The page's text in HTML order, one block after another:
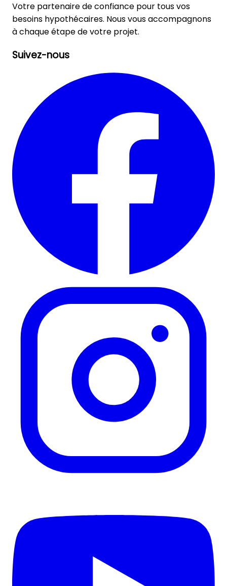
Votre partenaire de confiance pour tous vos
besoins hypothécaires. Nous vous accompagnons
à chaque étape de votre projet.
Suivez-nous